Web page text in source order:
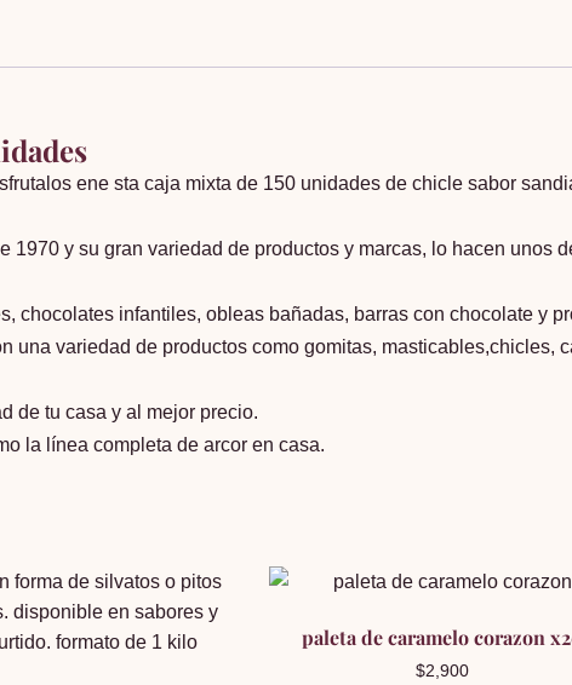
ene sta caja mixta de 150 unidades de chicle sabor
y su gran variedad de productos y marcas, lo hacen unos
chocolates infantiles, obleas bañadas, barras con chocolate y
una variedad de productos como gomitas, masticables,chicles,
de tu casa y al mejor precio.
la línea completa de arcor en casa.
paleta de caramelo corazon
$2,900